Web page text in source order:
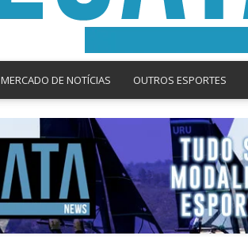
News
MERCADO DE NOTÍCIAS OUTROS ESPORTES